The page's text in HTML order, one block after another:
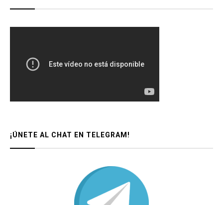
¡ÚNETE AL CHAT EN TELEGRAM!